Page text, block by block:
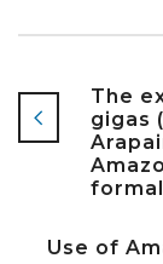
The
gigas
Use of